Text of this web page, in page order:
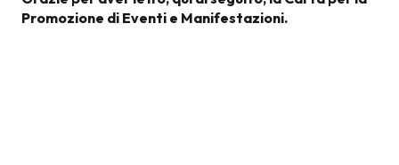
Promozione di Eventi e Manifestazioni.